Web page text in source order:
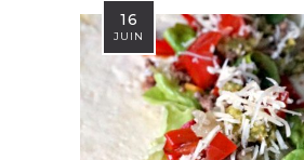
16
JUIN